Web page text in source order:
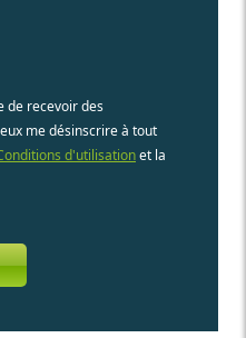
de recevoir des
me désinscrire à tout
d'utilisationet la